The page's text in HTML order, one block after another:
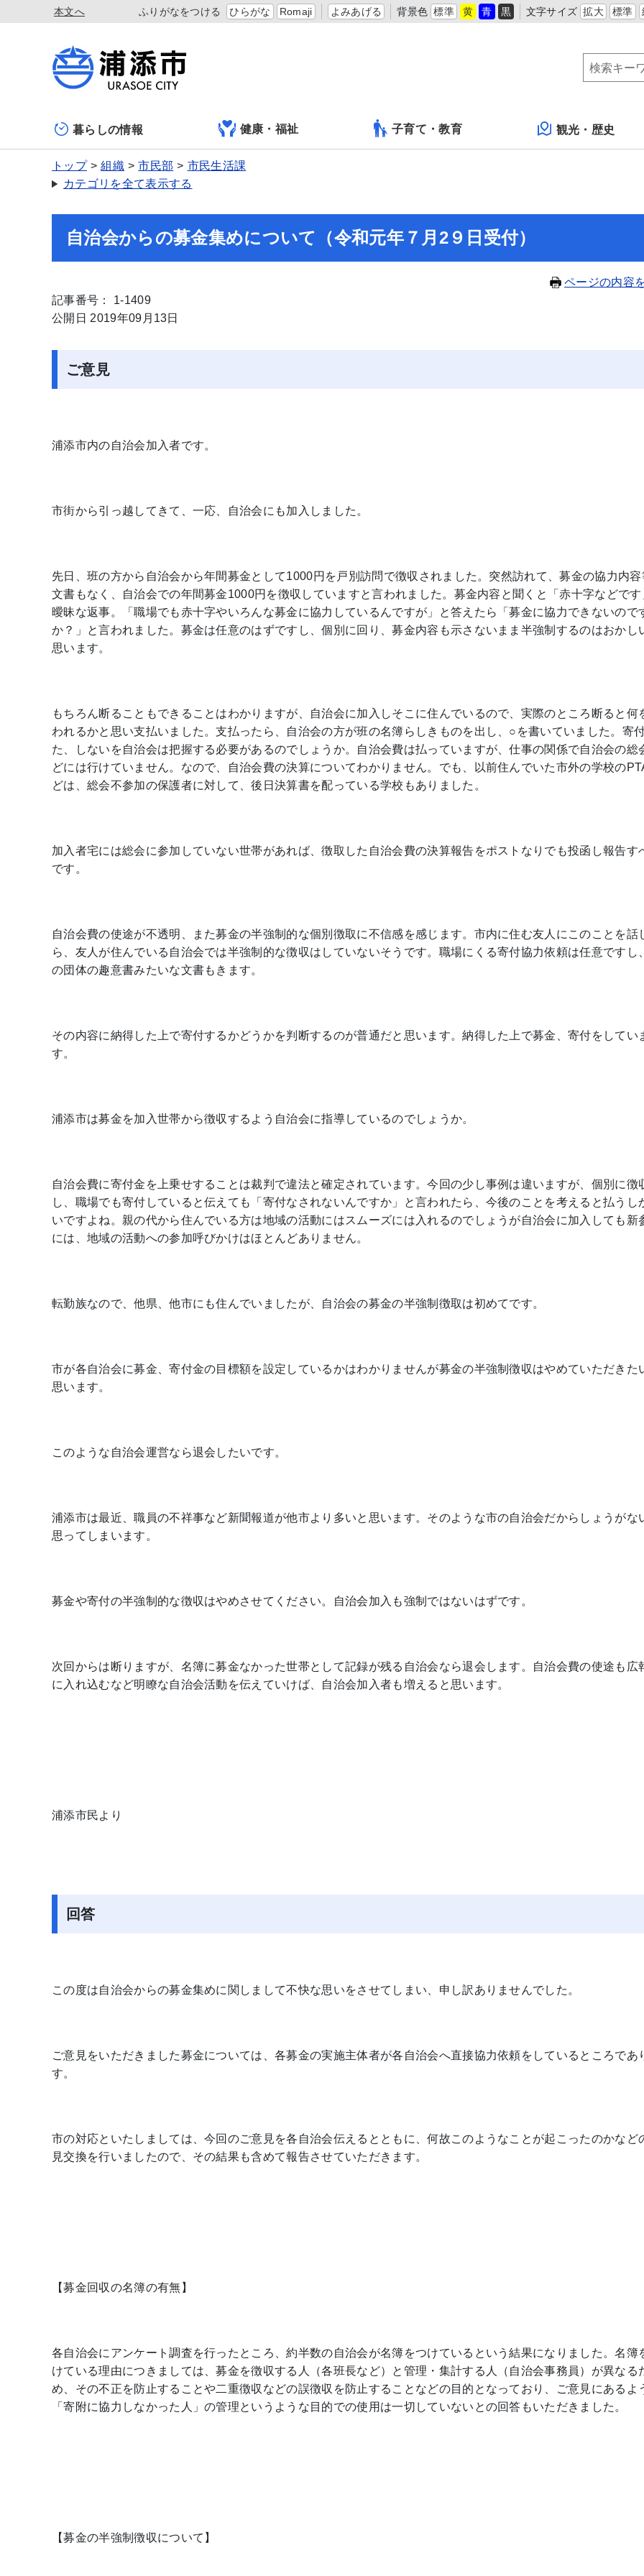
本文へ ふりがなをつける ひらがな Romaji よみあげる 背景色 標準 黄 青 黒 文字サイズ 拡大 標準
暮らしの情報 健康・福祉 子育て・教育 観光・歴史
トップ 組織 市民部
市民生活課
カテゴリを全て表示する
自治会からの募金集めについて（令和元年７月2９日受付）
ページの内容
記事番号： 1-1409
公開日 2019年09月13日
ご意見
浦添市内の自治会加入者です。
市街から引っ越してきて、一応、自治会にも加入しました。
先日、班の方から自治会から年間募金として1000円を戸別訪問で徴収されました。突然訪れて、募金の協力内容
文書もなく、自治会での年間募金1000円を徴収していますと言われました。募金内容と聞くと「赤十字などです
曖昧な返事。「職場でも赤十字やいろんな募金に協力しているんですが」と答えたら「募金に協力できないので
か？」と言われました。募金は任意のはずですし、個別に回り、募金内容も示さないまま半強制するのはおかし
思います。
もちろん断ることもできることはわかりますが、自治会に加入しそこに住んでいるので、実際のところ断ると何
われるかと思い支払いました。支払ったら、自治会の方が班の名簿らしきものを出し、○を書いていました。寄
た、しないを自治会は把握する必要があるのでしょうか。自治会費は払っていますが、仕事の関係で自治会の総
どには行けていません。なので、自治会費の決算についてわかりません。でも、以前住んでいた市外の学校の
どは、総会不参加の保護者に対して、後日決算書を配っている学校もありました。
加入者宅には総会に参加していない世帯があれば、徴取した自治会費の決算報告をポストなりでも投函し報告す
です。
自治会費の使途が不透明、また募金の半強制的な個別徴取に不信感を感じます。市内に住む友人にこのことを話
ら、友人が住んでいる自治会では半強制的な徴収はしていないそうです。職場にくる寄付協力依頼は任意ですし
の団体の趣意書みたいな文書もきます。
その内容に納得した上で寄付するかどうかを判断するのが普通だと思います。納得した上で募金、寄付をしてい
す。
浦添市は募金を加入世帯から徴収するよう自治会に指導しているのでしょうか。
自治会費に寄付金を上乗せすることは裁判で違法と確定されています。今回の少し事例は違いますが、個別に徴
し、職場でも寄付していると伝えても「寄付なされないんですか」と言われたら、今後のことを考えると払うし
いですよね。親の代から住んでいる方は地域の活動にはスムーズには入れるのでしょうが自治会に加入しても新
には、地域の活動への参加呼びかけはほとんどありません。
転勤族なので、他県、他市にも住んでいましたが、自治会の募金の半強制徴取は初めてです。
市が各自治会に募金、寄付金の目標額を設定しているかはわかりませんが募金の半強制徴収はやめていただきた
思います。
このような自治会運営なら退会したいです。
浦添市は最近、職員の不祥事など新聞報道が他市より多いと思います。そのような市の自治会だからしょうがな
思ってしまいます。
募金や寄付の半強制的な徴収はやめさせてください。自治会加入も強制ではないはずです。
次回からは断りますが、名簿に募金なかった世帯として記録が残る自治会なら退会します。自治会費の使途も広
に入れ込むなど明瞭な自治会活動を伝えていけば、自治会加入者も増えると思います。
浦添市民より
回答
この度は自治会からの募金集めに関しまして不快な思いをさせてしまい、申し訳ありませんでした。
ご意見をいただきました募金については、各募金の実施主体者が各自治会へ直接協力依頼をしているところであ
す。
市の対応といたしましては、今回のご意見を各自治会伝えるとともに、何故このようなことが起こったのかなど
見交換を行いましたので、その結果も含めて報告させていただきます。
【募金回収の名簿の有無】
各自治会にアンケート調査を行ったところ、約半数の自治会が名簿をつけているという結果になりました。名簿
けている理由につきましては、募金を徴収する人（各班長など）と管理・集計する人（自治会事務員）が異なる
め、その不正を防止することや二重徴収などの誤徴収を防止することなどの目的となっており、ご意見にあるよ
「寄附に協力しなかった人」の管理というような目的での使用は一切していないとの回答もいただきました。
【募金の半強制徴収について】